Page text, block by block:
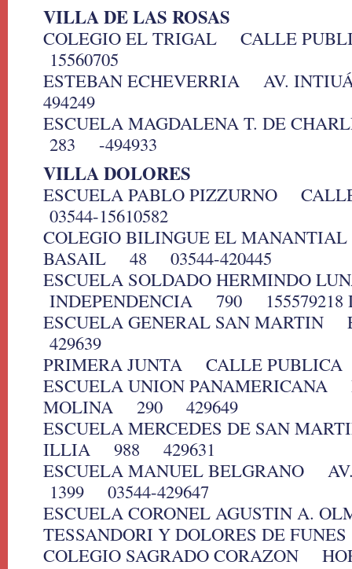
VILLA DE LAS ROSAS
COLEGIO EL TRIGAL CALLE
15560705
ESTEBAN ECHEVERRIA AV.
494249
ESCUELA MAGDALENA T. DE
283 -494933
VILLA DOLORES
ESCUELA PABLO PIZZURNO
03544-15610582
COLEGIO BILINGUE EL
BASAIL 48 03544-420445
ESCUELA SOLDADO HERMINDO
INDEPENDENCIA 790 155579218
ESCUELA GENERAL SAN
429639
PRIMERA JUNTA CALLE
ESCUELA UNION PANAMERICANA
MOLINA 290 429649
ESCUELA MERCEDES DE SAN
ILLIA 988 429631
ESCUELA MANUEL BELGRANO
1399 03544-429647
ESCUELA CORONEL AGUSTIN A.
TESSANDORI Y DOLORES DE
COLEGIO SAGRADO CORAZON